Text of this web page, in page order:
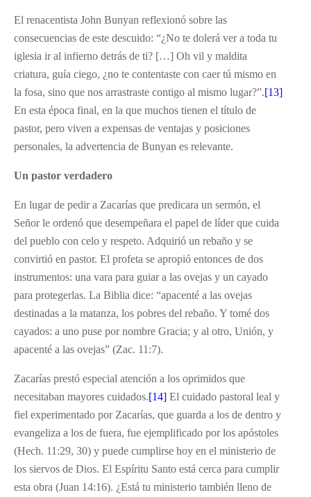
El renacentista John Bunyan reflexionó sobre las
consecuencias de este descuido: “¿No te dolerá ver a toda tu
iglesia ir al infierno detrás de ti? […] Oh vil y maldita
criatura, guía ciego, ¿no te contentaste con caer tú mismo en
la fosa, sino que nos arrastraste contigo al mismo lugar?”.[13]
En esta época final, en la que muchos tienen el título de
pastor, pero viven a expensas de ventajas y posiciones
personales, la advertencia de Bunyan es relevante.
Un pastor verdadero
En lugar de pedir a Zacarías que predicara un sermón, el
Señor le ordenó que desempeñara el papel de líder que cuida
del pueblo con celo y respeto. Adquirió un rebaño y se
convirtió en pastor. El profeta se apropió entonces de dos
instrumentos: una vara para guiar a las ovejas y un cayado
para protegerlas. La Biblia dice: “apacenté a las ovejas
destinadas a la matanza, los pobres del rebaño. Y tomé dos
cayados: a uno puse por nombre Gracia; y al otro, Unión, y
apacenté a las ovejas” (Zac. 11:7).
Zacarías prestó especial atención a los oprimidos que
necesitaban mayores cuidados.[14] El cuidado pastoral leal y
fiel experimentado por Zacarías, que guarda a los de dentro y
evangeliza a los de fuera, fue ejemplificado por los apóstoles
(Hech. 11:29, 30) y puede cumplirse hoy en el ministerio de
los siervos de Dios. El Espíritu Santo está cerca para cumplir
esta obra (Juan 14:16). ¿Está tu ministerio también lleno de